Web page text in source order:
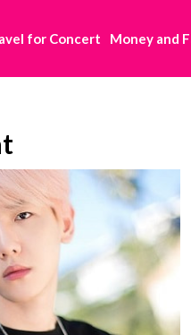
for Concert Money and